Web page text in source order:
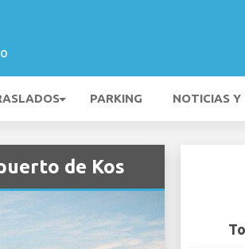
PARKING NOTICIAS Y
de Kos